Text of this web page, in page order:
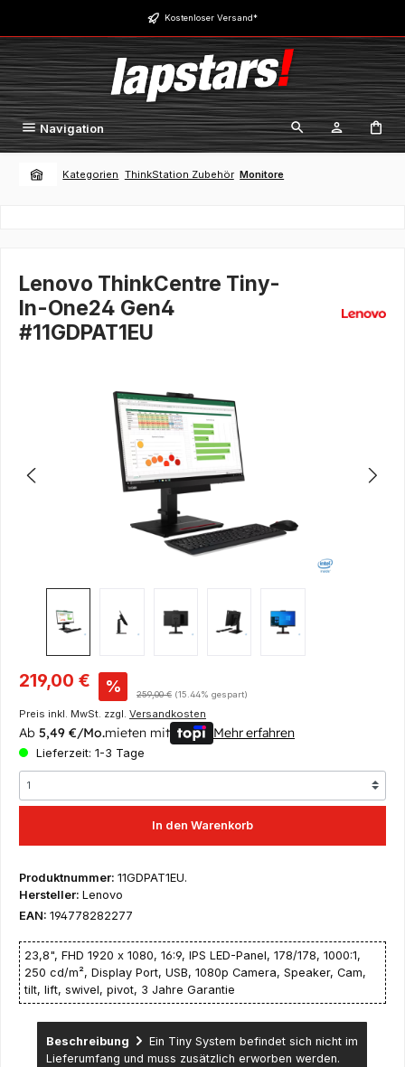
Zum Hauptinhalt springen Kostenloser Versand*
Navigation
Kategorien ThinkStation Zubehör Monitore
Lenovo ThinkCentre Tiny-
In-One24 Gen4
#11GDPAT1EU
Verkaufspreis:
219,00 € % Regulärer Preis:
259,00 € (15.44% gespart)
Preis inkl. MwSt. zzgl. Versandkosten
Ab 5,49 €/Mo.mieten mit Mehr erfahren
Lieferzeit: 1-3 Tage
In den Warenkorb
Produktnummer: 11GDPAT1EU.
Hersteller: Lenovo
EAN: 194778282277
23,8", FHD 1920 x 1080, 16:9, IPS LED-Panel, 178/178, 1000:1,
250 cd/m², Display Port, USB, 1080p Camera, Speaker, Cam,
tilt, lift, swivel, pivot, 3 Jahre Garantie
Beschreibung
Ein Tiny System befindet sich nicht im
Lieferumfang und muss zusätzlich erworben werden.